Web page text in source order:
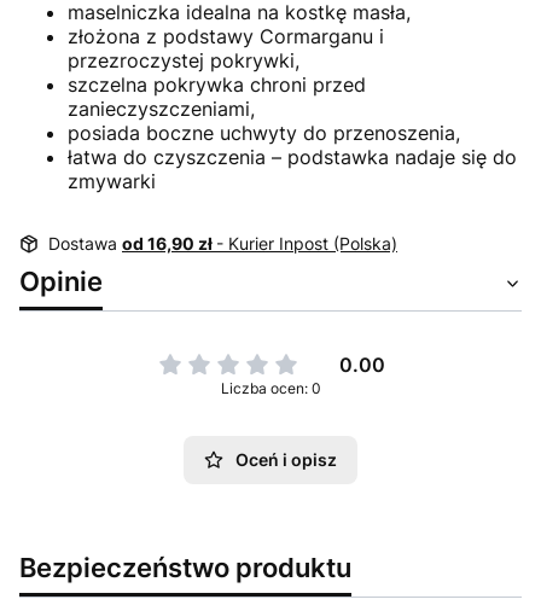
maselniczka idealna na kostkę masła,
złożona z podstawy Cormarganu i
przezroczystej pokrywki,
szczelna pokrywka chroni przed
zanieczyszczeniami,
posiada boczne uchwyty do przenoszenia,
łatwa do czyszczenia – podstawka nadaje się do
zmywarki
Dostawa od 16,90 zł - Kurier Inpost (Polska)
Opinie
0.00
Liczba ocen: 0
Oceń i opisz
Bezpieczeństwo produktu